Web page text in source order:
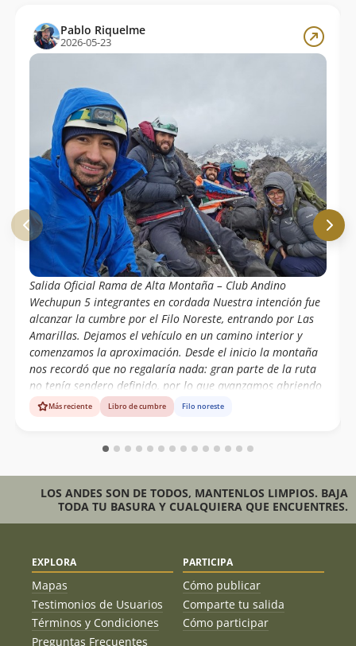
Pablo Riquelme
2026-05-23
Salida Oficial Rama de Alta Montaña – Club Andino
Wechupun 5 integrantes en cordada Nuestra intención fue
alcanzar la cumbre por el Filo Noreste, entrando por Las
Amarillas. Dejamos el vehículo en un camino interior y
comenzamos la aproximación. Desde el inicio la montaña
nos recordó que no regalaría nada: gran parte de la ruta
no tenía sendero definido, por lo que avanzamos abriendo
camino a pura experiencia y lectura de terreno. Instalamos
el Campamento Base a los 3.000 msnm, en un pequeño
ante un viento constante que nunca nos dio tregua. A las
expuestos. La progresión fue lenta y exigente: terreno
Más reciente Libro de cumbre Filo noreste
LOS ANDES SON DE TODOS, MANTENLOS LIMPIOS. BAJA
TODA TU BASURA Y CUALQUIERA QUE ENCUENTRES.
EXPLORA
Mapas
Testimonios de Usuarios
Términos y Condiciones
Preguntas Frecuentes
PARTICIPA
Cómo publicar
Comparte tu salida
Cómo participar